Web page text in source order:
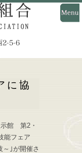
に協
館 第2・
能フェア
｣が開催さ